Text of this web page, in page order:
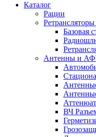
Каталог
Рации
Базовая
Антенны и
ВЧ